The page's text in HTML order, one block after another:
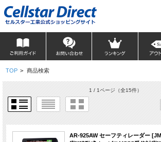
TOP > 商品検索
1 / 1ページ（全15件）
AR-925AW セーフティレーダー